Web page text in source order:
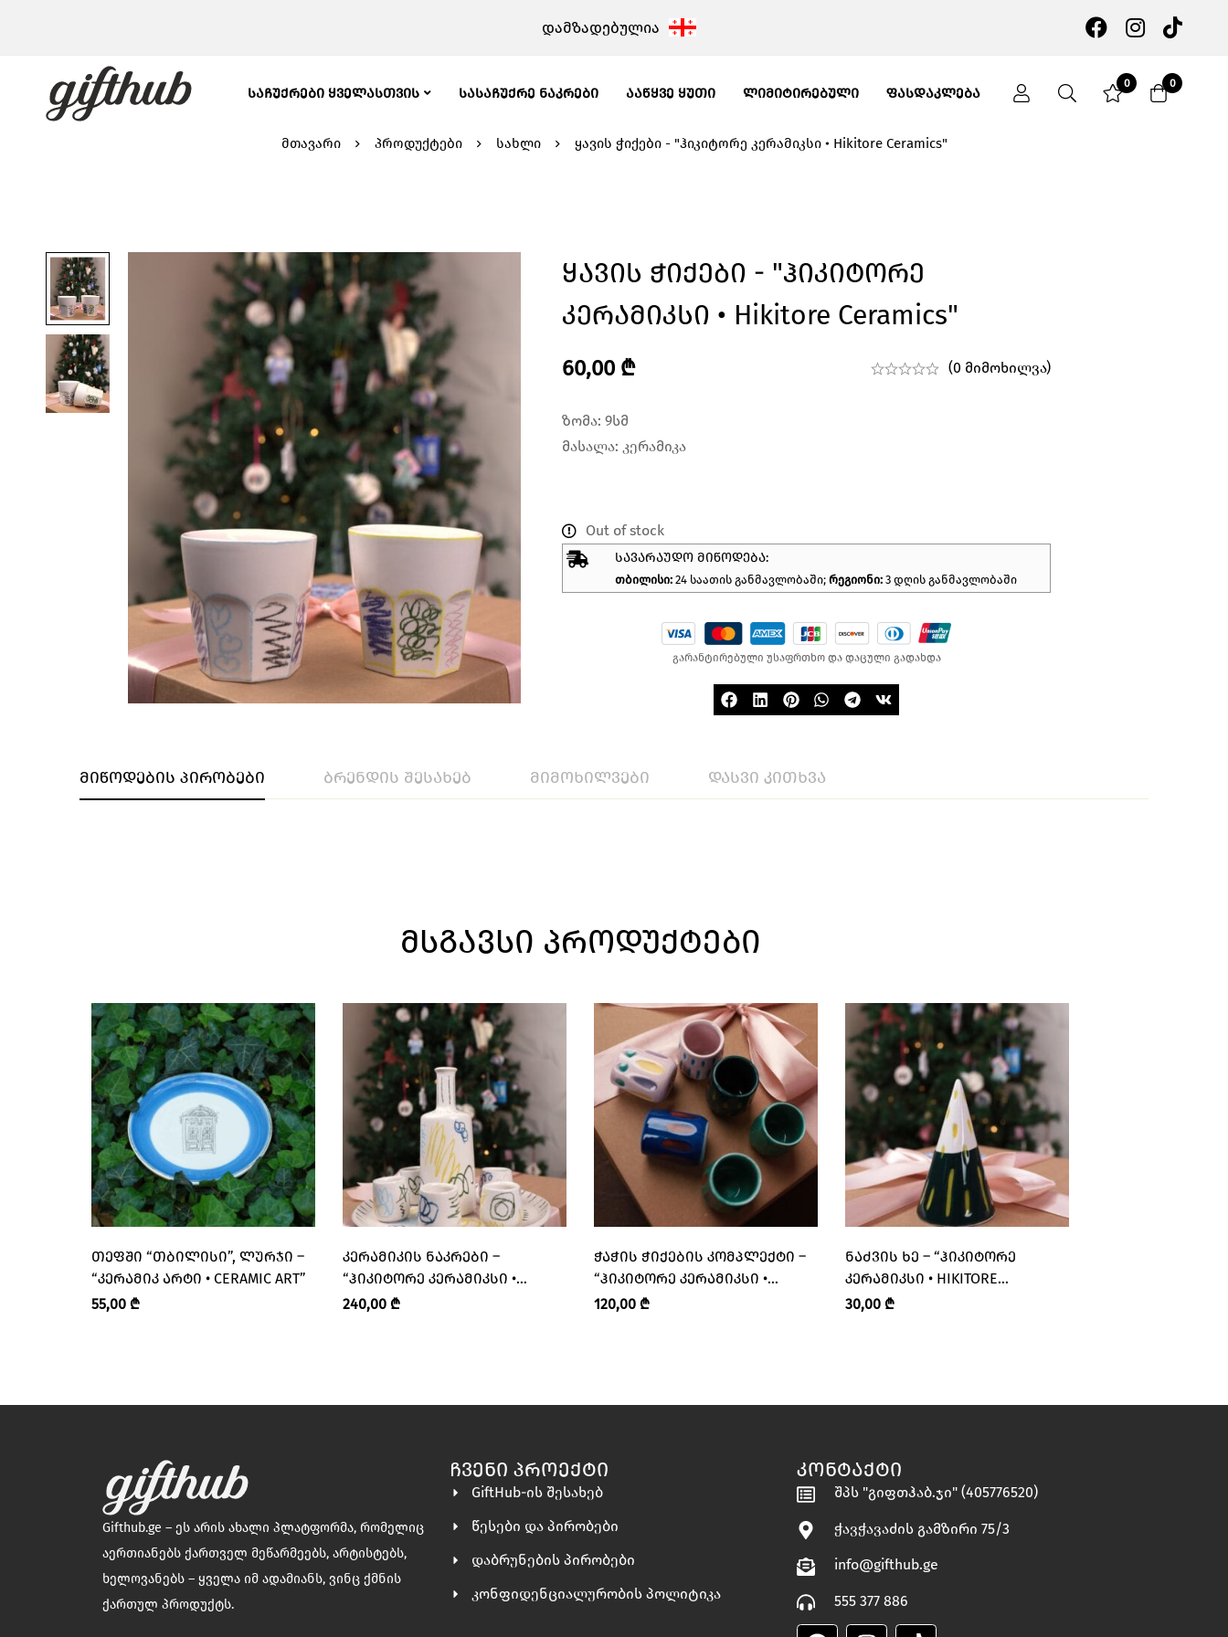
დამზადებულია
ᲡᲐᲩᲣᲥᲠᲔᲑᲘ ᲧᲕᲔᲚᲐᲡᲗᲕᲘᲡ ᲡᲐᲡᲐᲩᲣᲥᲠᲔ ᲜᲐᲙᲠᲔᲑᲘ ᲐᲐᲬᲧᲕᲔ ᲧᲣᲗᲘ ᲚᲘᲛᲘᲢᲘᲠᲔᲑᲣᲚᲘ ᲤᲐᲡᲓᲐᲙᲚᲔᲑᲐ
0 0
მთავარი პროდუქტები სახლი ყავის ჭიქები - "ჰიკიტორე კერამიკსი • Hikitore Ceramics"
Ყავის Ჭიქები - "ჰიკიტორე
Კერამიკსი • Hikitore Ceramics"
60,00 ₾ (0 მიმოხილვა)
ზომა: 9სმ
მასალა: კერამიკა
Out of stock
ᲡᲐᲕᲐᲠᲐᲣᲓᲝ ᲛᲘᲬᲝᲓᲔᲑᲐ:
თბილისი: 24 საათის განმავლობაში; რეგიონი: 3 დღის განმავლობაში
გარანტირებული უსაფრთხო და დაცული გადახდა
მიწოდების პირობები ბრენდის შესახებ მიმოხილვები დასვი კითხვა
ᲛᲡᲒᲐᲕᲡᲘ ᲞᲠᲝᲓᲣᲥᲢᲔᲑᲘ
ᲗᲔᲤᲨᲘ “ᲗᲑᲘᲚᲘᲡᲘ”, ᲚᲣᲠᲯᲘ –
“ᲙᲔᲠᲐᲛᲘᲙ ᲐᲠᲢᲘ • CERAMIC ART”
55,00 ₾
ᲙᲔᲠᲐᲛᲘᲙᲘᲡ ᲜᲐᲙᲠᲔᲑᲘ –
“ᲰᲘᲙᲘᲢᲝᲠᲔ ᲙᲔᲠᲐᲛᲘᲙᲡᲘ •
HIKITORE CERAMICS”
240,00 ₾
ᲭᲐᲭᲘᲡ ᲭᲘᲥᲔᲑᲘᲡ ᲙᲝᲛᲞᲚᲔᲥᲢᲘ –
“ᲰᲘᲙᲘᲢᲝᲠᲔ ᲙᲔᲠᲐᲛᲘᲙᲡᲘ •
HIKITORE CERAMICS”
120,00 ₾
ᲜᲐᲫᲕᲘᲡ ᲮᲔ – “ᲰᲘᲙᲘᲢᲝᲠᲔ
ᲙᲔᲠᲐᲛᲘᲙᲡᲘ • HIKITORE
CERAMICS”
30,00 ₾
Gifthub.ge – ეს არის ახალი პლატფორმა, რომელიც
აერთიანებს ქართველ მეწარმეებს, არტისტებს,
ხელოვანებს – ყველა იმ ადამიანს, ვინც ქმნის
ქართულ პროდუქტს.
ᲩᲕᲔᲜᲘ ᲞᲠᲝᲔᲥᲢᲘ
GiftHub-ის შესახებ
წესები და პირობები
დაბრუნების პირობები
კონფიდენციალურობის პოლიტიკა
ᲙᲝᲜᲢᲐᲥᲢᲘ
შპს "გიფთჰაბ.ჯი" (405776520)
ჭავჭავაძის გამზირი 75/3
info@gifthub.ge
555 377 886